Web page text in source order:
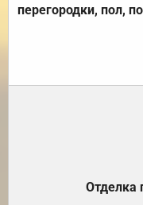
перегородки, пол,
Отделка